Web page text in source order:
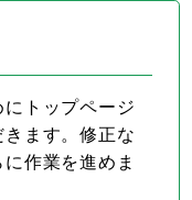
トップページ
ます。修正な
作業を進めま